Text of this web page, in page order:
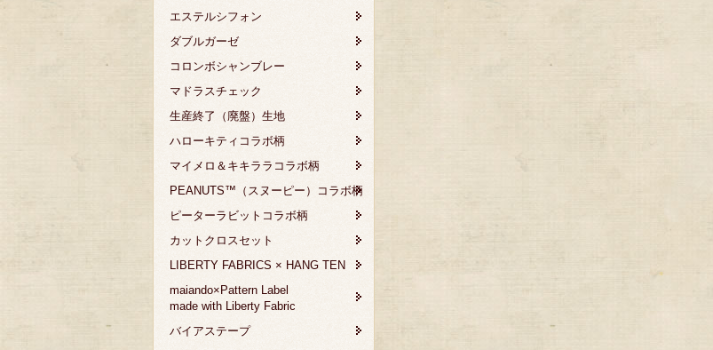
エステルシフォン
ダブルガーゼ
コロンボシャンブレー
マドラスチェック
生産終了（廃盤）生地
ハローキティコラボ柄
マイメロ＆キキララコラボ柄
PEANUTS™（スヌーピー）コラボ柄
ピーターラビットコラボ柄
カットクロスセット
LIBERTY FABRICS × HANG TEN
maiando×Pattern Label
made with Liberty Fabric
バイアステープ